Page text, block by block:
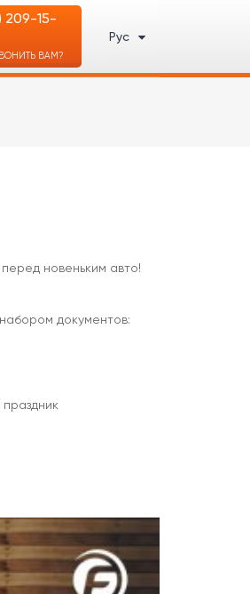
209-15-
ВАМ?
Рус
новеньким авто!
документов: